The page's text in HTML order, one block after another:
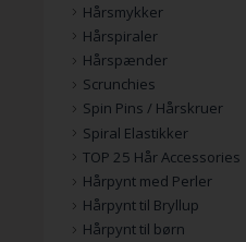
Hårsmykker
Hårspiraler
Hårspænder
Scrunchies
Spin Pins / Hårskruer
Spiral Elastikker
TOP 25 Hår Accessories
Hårpynt med Perler
Hårpynt til Bryllup
Hårpynt til børn